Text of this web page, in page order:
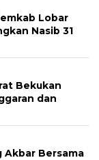
Lobar
Nasib 31
Bekukan
dan
Akbar Bersama